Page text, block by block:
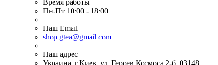
Время работы
Пн-Пт 10:00 - 18:00
Наш Еmail
shop.gtea@gmail.com
Наш адрес
Украина, г.Киев, ул. Героев Космоса 2-б, 03148